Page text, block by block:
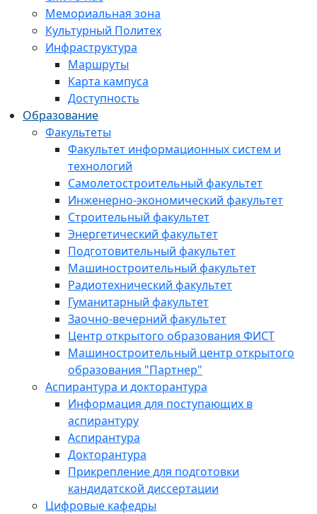
Мемориальная зона
Культурный Политех
Инфраструктура
Маршруты
Карта кампуса
Доступность
Образование
Факультеты
Факультет информационных систем и
технологий
Самолетостроительный факультет
Инженерно-экономический факультет
Строительный факультет
Энергетический факультет
Подготовительный факультет
Машиностроительный факультет
Радиотехнический факультет
Гуманитарный факультет
Заочно-вечерний факультет
Центр открытого образования ФИСТ
Машиностроительный центр открытого
образования "Партнер"
Аспирантура и докторантура
Информация для поступающих в
аспирантуру
Аспирантура
Докторантура
Прикрепление для подготовки
кандидатской диссертации
Цифровые кафедры